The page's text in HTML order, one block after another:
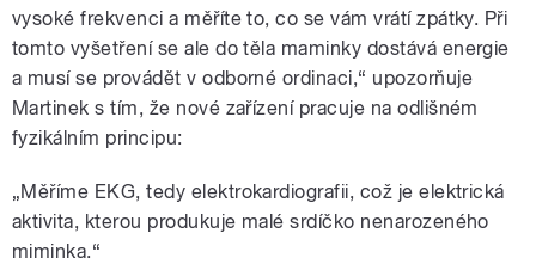
vysoké frekvenci a měříte to, co se vám vrátí zpátky. Při
tomto vyšetření se ale do těla maminky dostává energie
a musí se provádět v odborné ordinaci,“ upozorňuje
Martinek s tím, že nové zařízení pracuje na odlišném
fyzikálním principu:
„Měříme EKG, tedy elektrokardiografii, což je elektrická
aktivita, kterou produkuje malé srdíčko nenarozeného
miminka.“